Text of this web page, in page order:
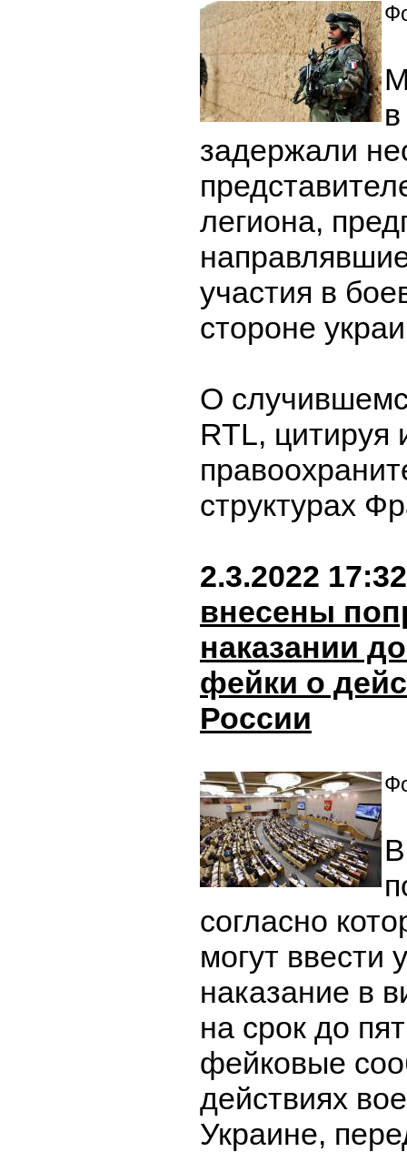
задержали
легиона,
участия в
стороне
О
RTL, цитируя
структурах
2.3.2022 17:32
внесены
наказании
фейки о
России
согласно
могут ввести
наказание в
на срок до
фейковые
действиях
Украине,